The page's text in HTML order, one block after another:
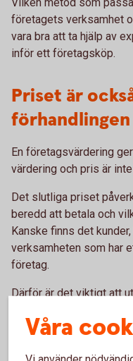
företagets verksamhet
vara bra att ta hjälp av
inför ett företagsköp.
Priset är
förhandlingen
En företagsvärdering
värdering och pris är
Det slutliga priset
beredd att betala och
Kanske finns det
verksamheten som har
företag.
Därför är det viktigt att
dig?Våra